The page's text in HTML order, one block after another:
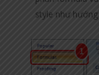
style như